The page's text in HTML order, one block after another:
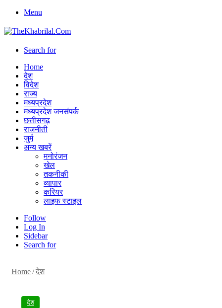
Menu
Search for
Home
देश
विदेश
राज्य
मध्यप्रदेश
मध्यप्रदेश जनसंपर्क
छत्तीसगढ़
राजनीती
जुर्म
अन्य खबरें
मनोरंजन
खेल
तकनीकी
व्यापार
करियर
लाइफ स्टाइल
Follow
Log In
Sidebar
Search for
Home/देश
देश